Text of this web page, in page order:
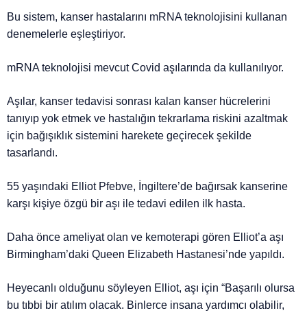
Bu sistem, kanser hastalarını mRNA teknolojisini kullanan
denemelerle eşleştiriyor.
mRNA teknolojisi mevcut Covid aşılarında da kullanılıyor.
Aşılar, kanser tedavisi sonrası kalan kanser hücrelerini
tanıyıp yok etmek ve hastalığın tekrarlama riskini azaltmak
için bağışıklık sistemini harekete geçirecek şekilde
tasarlandı.
55 yaşındaki Elliot Pfebve, İngiltere’de bağırsak kanserine
karşı kişiye özgü bir aşı ile tedavi edilen ilk hasta.
Daha önce ameliyat olan ve kemoterapi gören Elliot’a aşı
Birmingham’daki Queen Elizabeth Hastanesi’nde yapıldı.
Heyecanlı olduğunu söyleyen Elliot, aşı için “Başarılı olursa
bu tıbbi bir atılım olacak. Binlerce insana yardımcı olabilir,